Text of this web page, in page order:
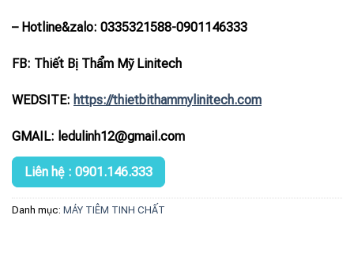
– Hotline&zalo: 0335321588-0901146333
FB: Thiết Bị Thẩm Mỹ Linitech
WEDSITE: https://thietbithammylinitech.com
GMAIL: ledulinh12@gmail.com
Liên hệ : 0901.146.333
Danh mục: MÁY TIÊM TINH CHẤT